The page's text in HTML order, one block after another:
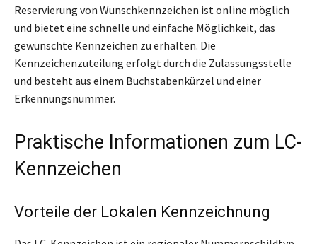
Reservierung von Wunschkennzeichen ist online möglich
und bietet eine schnelle und einfache Möglichkeit, das
gewünschte Kennzeichen zu erhalten. Die
Kennzeichenzuteilung erfolgt durch die Zulassungsstelle
und besteht aus einem Buchstabenkürzel und einer
Erkennungsnummer.
Praktische Informationen zum LC-
Kennzeichen
Vorteile der Lokalen Kennzeichnung